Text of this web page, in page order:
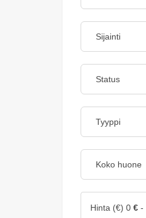
Hinta (€) 0 € -